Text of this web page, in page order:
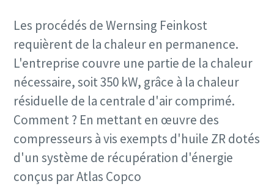
Les procédés de Wernsing Feinkost
requièrent de la chaleur en permanence.
L'entreprise couvre une partie de la chaleur
nécessaire, soit 350 kW, grâce à la chaleur
résiduelle de la centrale d'air comprimé.
Comment ? En mettant en œuvre des
compresseurs à vis exempts d'huile ZR dotés
d'un système de récupération d'énergie
conçus par Atlas Copco